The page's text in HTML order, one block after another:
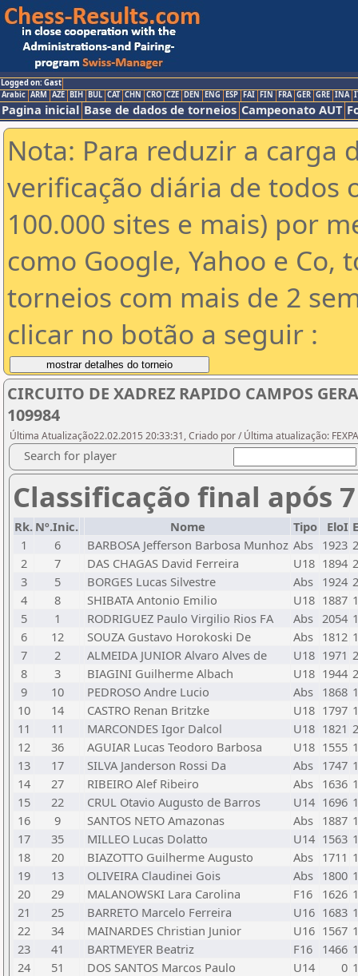
Logged on: Gast
Arabic ARM AZE BIH BUL CAT CHN CRO CZE DEN ENG ESP FAI FIN FRA GER GRE INA
Pagina inicial Base de dados de torneios Campeonato AUT
Nota: Para reduzir a carga
verificação diária de todos
100.000 sites e mais) por
como Google, Yahoo e Co,
torneios com mais de 2
clicar no botão a seguir :
CIRCUITO DE XADREZ RAPIDO CAMPOS
109984
Última Atualização22.02.2015 20:33:31, Criado por / Última atualização:
Search for player
Classificação final após
Rk. Nº.Inic. Nome Tipo EloI
1
6 BARBOSA Jefferson Barbosa Munhoz Abs 1923
2
7 DAS CHAGAS David Ferreira U18 1894
3
5 BORGES Lucas Silvestre Abs 1924
4
8 SHIBATA Antonio Emilio U18 1887
5
1 RODRIGUEZ Paulo Virgilio Rios FA Abs 2054
6
12 SOUZA Gustavo Horokoski De Abs 1812
7
2 ALMEIDA JUNIOR Alvaro Alves de U18 1971
8
3 BIAGINI Guilherme Albach U18 1944
9
10 PEDROSO Andre Lucio Abs 1868
10
14 CASTRO Renan Britzke U18 1797
11
11 MARCONDES Igor Dalcol U18 1821
12
36 AGUIAR Lucas Teodoro Barbosa U18 1555
13
17 SILVA Janderson Rossi Da Abs 1747
14
27 RIBEIRO Alef Ribeiro Abs 1636
15
22 CRUL Otavio Augusto de Barros U14 1696
16
9 SANTOS NETO Amazonas Abs 1887
17
35 MILLEO Lucas Dolatto U14 1563
18
20 BIAZOTTO Guilherme Augusto Abs 1711
19
13 OLIVEIRA Claudinei Gois Abs 1800
20
29 MALANOWSKI Lara Carolina F16 1626
21
25 BARRETO Marcelo Ferreira U16 1683
22
34 MAINARDES Christian Junior U16 1567
23
41 BARTMEYER Beatriz F16 1466
24
51 DOS SANTOS Marcos Paulo U14 0